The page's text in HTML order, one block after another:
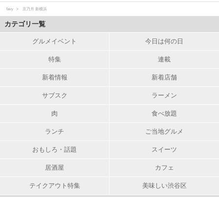
favy 京乃月 新横浜
カテゴリ一覧
グルメイベント 今日は何の日
特集 連載
新着情報 新着店舗
サブスク ラーメン
肉 食べ放題
ランチ ご当地グルメ
おもしろ・話題 スイーツ
居酒屋 カフェ
テイクアウト特集 美味しい渋谷区